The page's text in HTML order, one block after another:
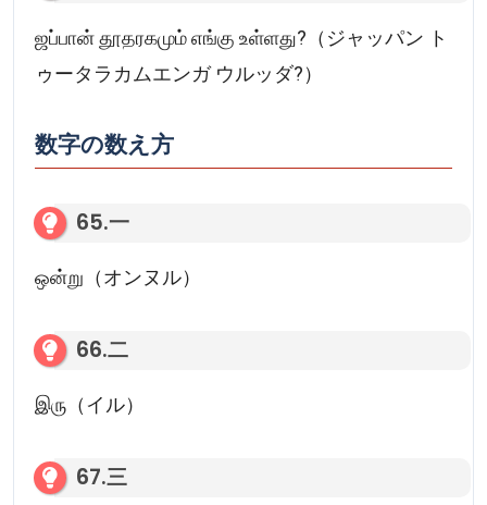
ஜப்பான் தூதரகமும் எங்கு உள்ளது?（ジャッパン ト
ゥータラカムエンガ ウルッダ?）
数字の数え方
65.一
ஒன்று（オンヌル）
66.二
இரு（イル）
67.三